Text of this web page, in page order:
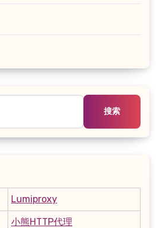
Lumiproxy
小熊HTTP代理